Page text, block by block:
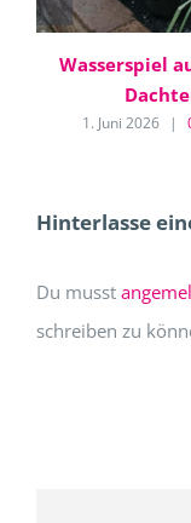
Wasserspiel
1. Juni 2026 |
Hinterlasse
Du musst
schreiben zu